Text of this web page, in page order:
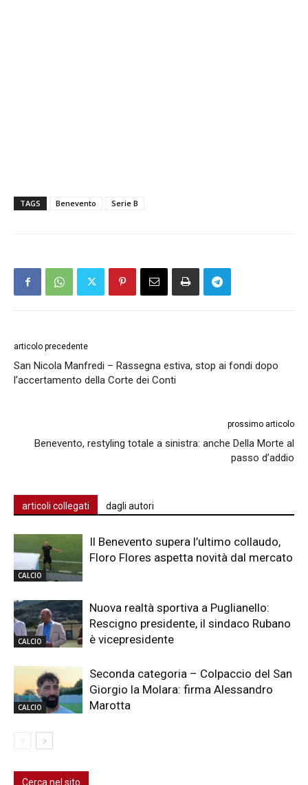
TAGS Benevento Serie B
articolo precedente
San Nicola Manfredi – Rassegna estiva, stop ai fondi dopo
l’accertamento della Corte dei Conti
prossimo articolo
Benevento, restyling totale a sinistra: anche Della Morte al
passo d’addio
articoli collegati dagli autori
CALCIO
Il Benevento supera l’ultimo collaudo,
Floro Flores aspetta novità dal mercato
CALCIO
Nuova realtà sportiva a Puglianello:
Rescigno presidente, il sindaco Rubano
è vicepresidente
CALCIO
Seconda categoria – Colpaccio del San
Giorgio la Molara: firma Alessandro
Marotta
Cerca nel sito